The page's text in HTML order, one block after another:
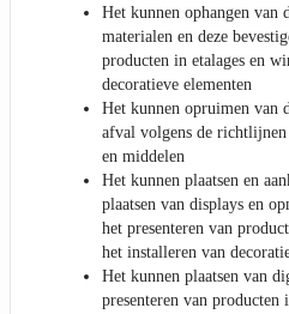
Het kunnen ophangen van
materialen en deze
producten in etalages en
decoratieve elementen
Het kunnen opruimen van
afval volgens de
en middelen
Het kunnen plaatsen en
plaatsen van displays en
het presenteren van
het installeren van
Het kunnen plaatsen van
presenteren van producten